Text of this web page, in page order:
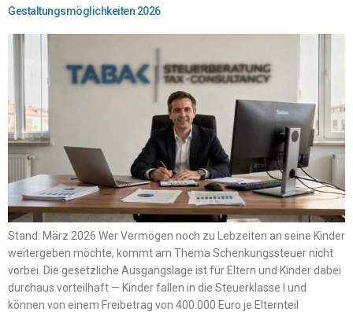
Gestaltungsmöglichkeiten 2026
Stand: März 2026 Wer Vermögen noch zu Lebzeiten an seine Kinder
weitergeben möchte, kommt am Thema Schenkungssteuer nicht
vorbei. Die gesetzliche Ausgangslage ist für Eltern und Kinder dabei
durchaus vorteilhaft — Kinder fallen in die Steuerklasse I und
können von einem Freibetrag von 400.000 Euro je Elternteil